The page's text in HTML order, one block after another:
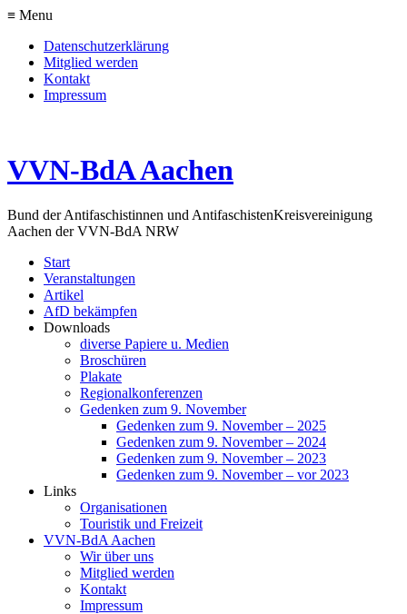
≡ Menu
Datenschutzerklärung
Mitglied werden
Kontakt
Impressum
VVN-BdA Aachen
Bund der Antifaschistinnen und AntifaschistenKreisvereinigung
Aachen der VVN-BdA NRW
Start
Veranstaltungen
Artikel
AfD bekämpfen
Downloads
diverse Papiere u. Medien
Broschüren
Plakate
Regionalkonferenzen
Gedenken zum 9. November
Gedenken zum 9. November – 2025
Gedenken zum 9. November – 2024
Gedenken zum 9. November – 2023
Gedenken zum 9. November – vor 2023
Links
Organisationen
Touristik und Freizeit
VVN-BdA Aachen
Wir über uns
Mitglied werden
Kontakt
Impressum